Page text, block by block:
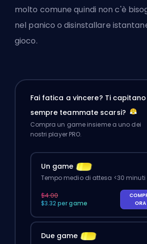
molto comune quindi non c'è
nel panico o disinstallare
gioco.
Fai fatica a vincere? Ti capitano
sempre teammate scarsi?
Compra un game insieme a uno dei
nostri player PRO.
Un game
Tempo medio di attesa <30 minuti
$4.00
$3.32 per game
ORA
Due game